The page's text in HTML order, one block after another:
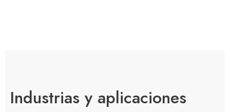
Industrias y aplicaciones